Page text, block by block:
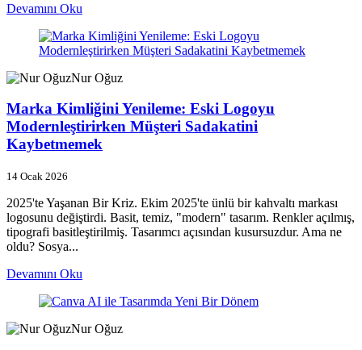
Devamını Oku
Nur Oğuz
Marka Kimliğini Yenileme: Eski Logoyu
Modernleştirirken Müşteri Sadakatini
Kaybetmemek
14 Ocak 2026
2025'te Yaşanan Bir Kriz. Ekim 2025'te ünlü bir kahvaltı markası
logosunu değiştirdi. Basit, temiz, "modern" tasarım. Renkler açılmış,
tipografi basitleştirilmiş. Tasarımcı açısından kusursuzdur. Ama ne
oldu? Sosya...
Devamını Oku
Nur Oğuz